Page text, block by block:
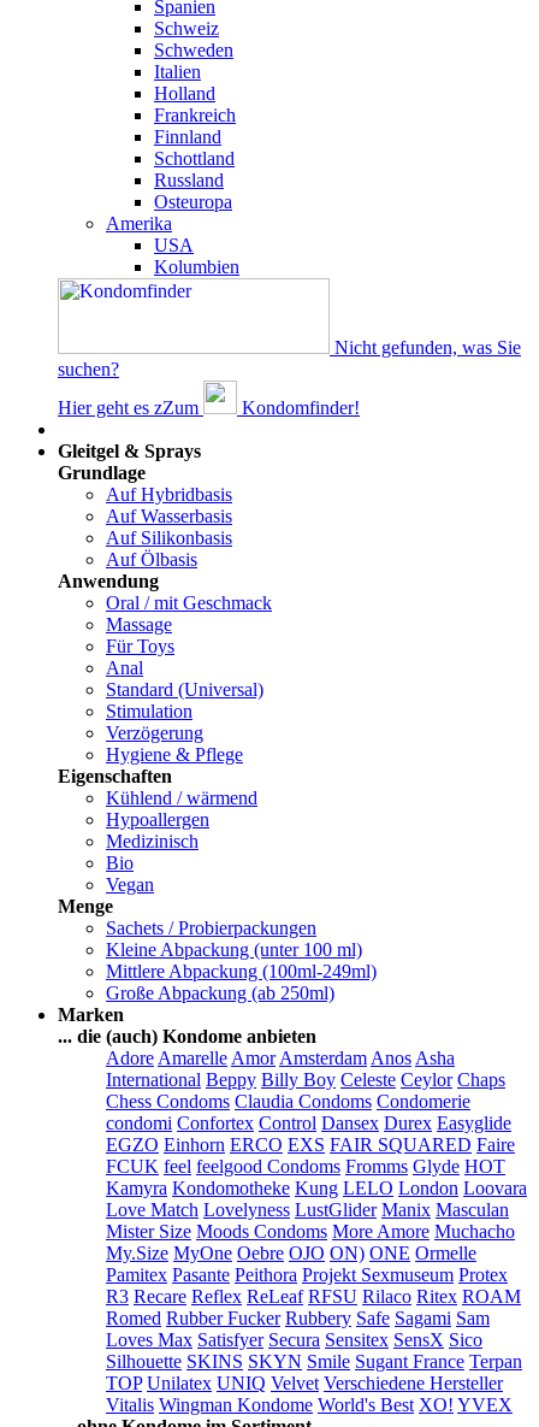
Spanien
Schweiz
Schweden
Italien
Holland
Frankreich
Finnland
Schottland
Russland
Osteuropa
Amerika
USA
Kolumbien
Nicht gefunden, was Sie
suchen?
Hier geht es zZum
Kondomfinder!
Gleitgel & Sprays
Grundlage
Auf Hybridbasis
Auf Wasserbasis
Auf Silikonbasis
Auf Ölbasis
Anwendung
Oral / mit Geschmack
Massage
Für Toys
Anal
Standard (Universal)
Stimulation
Verzögerung
Hygiene & Pflege
Eigenschaften
Kühlend / wärmend
Hypoallergen
Medizinisch
Bio
Vegan
Menge
Sachets / Probierpackungen
Kleine Abpackung (unter 100 ml)
Mittlere Abpackung (100ml-249ml)
Große Abpackung (ab 250ml)
Marken
... die (auch) Kondome anbieten
Adore Amarelle Amor Amsterdam Anos Asha
International Beppy Billy Boy Celeste Ceylor Chaps
Chess Condoms Claudia Condoms Condomerie
condomi Confortex Control Dansex Durex Easyglide
EGZO Einhorn ERCO EXS FAIR SQUARED Faire
FCUK feel feelgood Condoms Fromms Glyde HOT
Kamyra Kondomotheke Kung LELO London Loovara
Love Match Lovelyness LustGlider Manix Masculan
Mister Size Moods Condoms More Amore Muchacho
My.Size MyOne Oebre OJO ON) ONE Ormelle
Pamitex Pasante Peithora Projekt Sexmuseum Protex
R3 Recare Reflex ReLeaf RFSU Rilaco Ritex ROAM
Romed Rubber Fucker Rubbery Safe Sagami Sam
Loves Max Satisfyer Secura Sensitex SensX Sico
Silhouette SKINS SKYN Smile Sugant France Terpan
TOP Unilatex UNIQ Velvet Verschiedene Hersteller
Vitalis Wingman Kondome World's Best XO! YVEX